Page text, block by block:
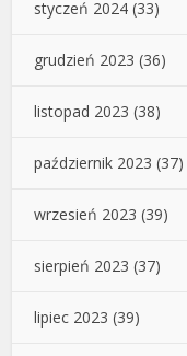
styczeń 2024 (33)
grudzień 2023 (36)
listopad 2023 (38)
październik 2023 (37)
wrzesień 2023 (39)
sierpień 2023 (37)
lipiec 2023 (39)